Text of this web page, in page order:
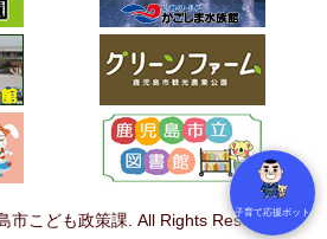
市こども政策課. All Rights Reserved.
子育て応援ボット